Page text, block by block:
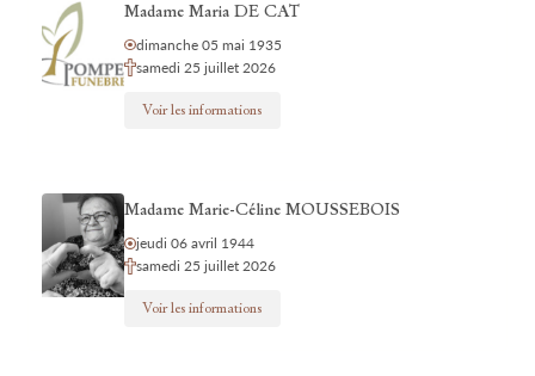
Madame Maria DE CAT
dimanche 05 mai 1935
samedi 25 juillet 2026
Voir les informations
Madame Marie-Céline MOUSSEBOIS
jeudi 06 avril 1944
samedi 25 juillet 2026
Voir les informations